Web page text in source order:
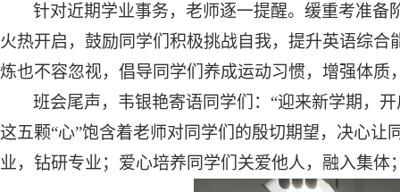
针对近期学业事务，老师逐一提醒。缓重考准
火热开启，鼓励同学们积极挑战自我，提升英语综
炼也不容忽视，倡导同学们养成运动习惯，增强体质
班会尾声，韦银艳寄语同学们 ： “迎来新学期，
这五颗“心”饱含着老师对同学们的殷切期望，决心
业， 钻研专业；爱心培养同学们关爱他人，融入集